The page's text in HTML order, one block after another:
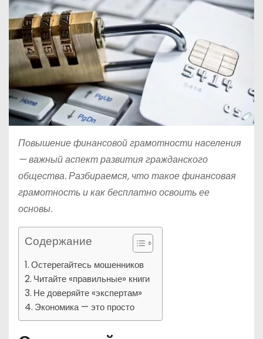
Повышение финансовой грамотности населения
— важный аспект развития гражданского
общества. Разбираемся, что такое финансовая
грамотность и как бесплатно освоить ее
основы.
Содержание
Остерегайтесь мошенников
Читайте «правильные» книги
Не доверяйте «экспертам»
Экономика — это просто